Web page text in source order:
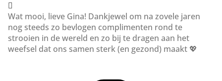
Wat mooi, lieve Gina! Dankjewel om na zovele jaren
nog steeds zo bevlogen complimenten rond te
strooien in de wereld en zo bij te dragen aan het
weefsel dat ons samen sterk (en gezond) maakt 💖